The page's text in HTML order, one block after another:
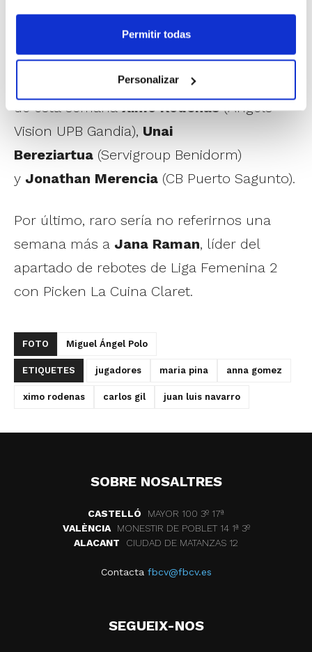
Permitir todas
Personalizar
sidoCarlos Gil(Angels Vision UPB Gandia)
y en la Fase DescensoJuan Luis
Navarro(Power Electronics Paterna). A
ambos les acompañan como destacados
de esta semanaXimo Ródenas(Angels
Vision UPB Gandia), Unai
Bereziartua (Servigroup Benidorm)
y Jonathan Merencia (CB Puerto Sagunto).
Por último, raro sería no referirnos una
semana más a Jana Raman, líder del
apartado de rebotes de Liga Femenina 2
con Picken La Cuina Claret.
FOTO Miguel Ángel Polo
ETIQUETES jugadores maria pina anna gomez
ximo rodenas carlos gil juan luis navarro
SOBRE NOSALTRES
CASTELLÓ
MAYOR 100 3º 17ª
VALÈNCIA
MONESTIR DE POBLET 14 1ª 3º
ALACANT
CIUDAD DE MATANZAS 12
Contacta fbcv@fbcv.es
SEGUEIX-NOS